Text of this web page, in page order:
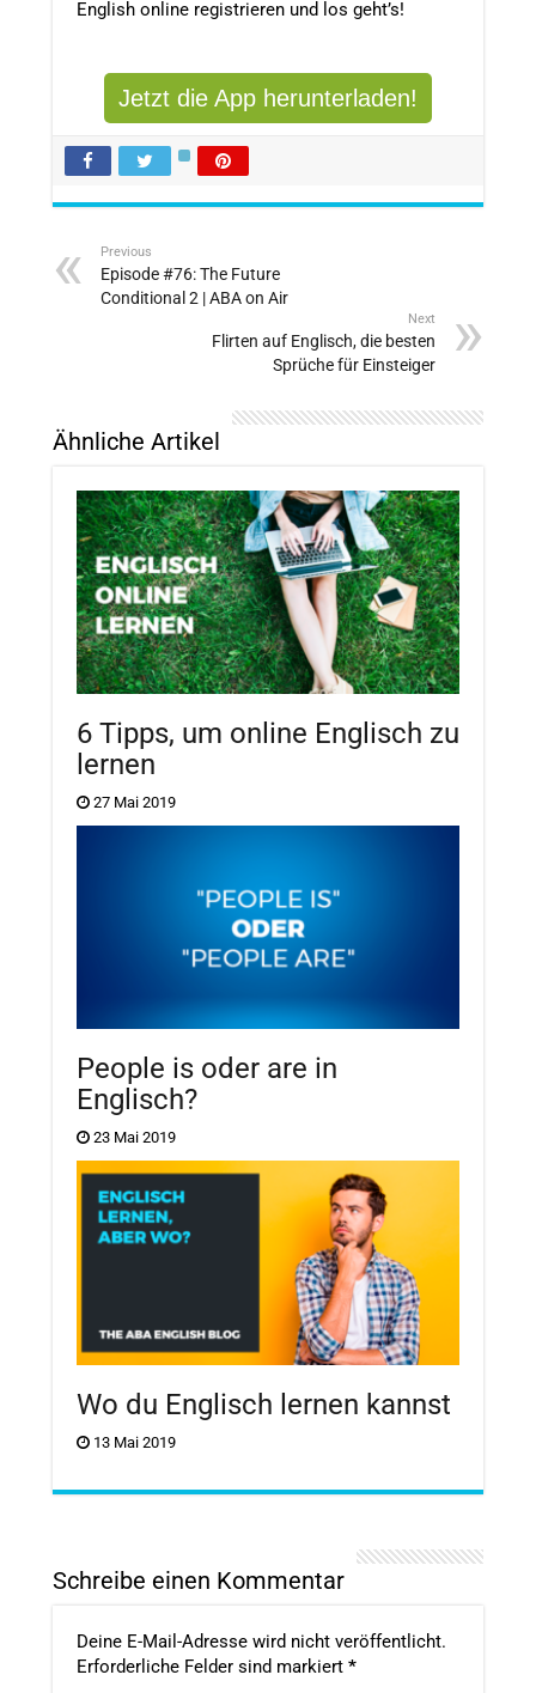
English online registrieren und los geht’s!
Jetzt die App herunterladen!
Previous
Episode #76: The Future
Conditional 2 | ABA on Air
Next
Flirten auf Englisch, die besten
Sprüche für Einsteiger
Ähnliche Artikel
6 Tipps, um online Englisch zu
lernen
27 Mai 2019
People is oder are in
Englisch?
23 Mai 2019
Wo du Englisch lernen kannst
13 Mai 2019
Schreibe einen Kommentar
Deine E-Mail-Adresse wird nicht veröffentlicht.
Erforderliche Felder sind markiert *